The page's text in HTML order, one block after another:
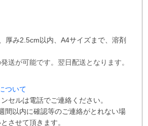
厚み2.5cm以内、A4サイズまで、溶剤
発送が可能です。 翌日配送となります。
ついて
セルは電話でご連絡ください。
間以内に確認等のご連絡がとれない場
させて頂き ます。